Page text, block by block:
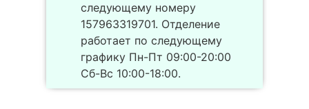
следующему номеру
157963319701. Отделение
работает по следующему
графику Пн-Пт 09:00-20:00
Сб-Вс 10:00-18:00.